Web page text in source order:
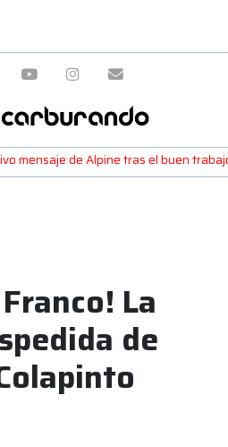
mensaje de Alpine tras el buen
La
de